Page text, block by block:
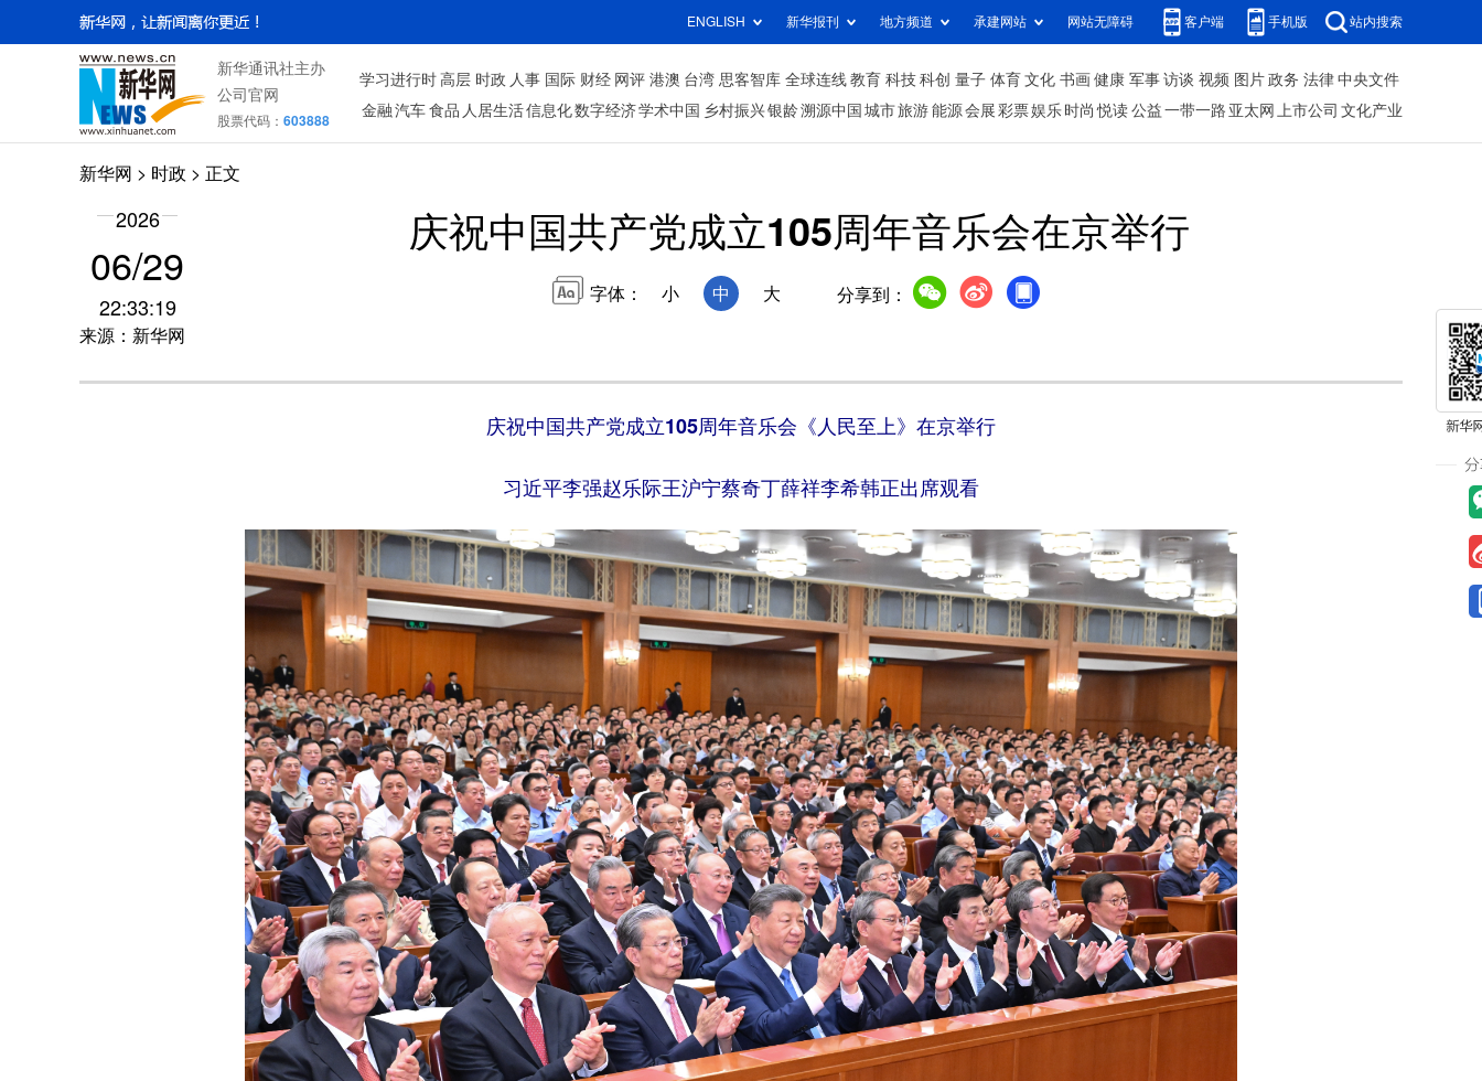
ENGLISH 新华报刊 地方频道 承建网站 网站无障碍 客户端 手机版 站内搜索
新华通讯社主办
公司官网
股票代码： 603888
学习进行时 高层 时政 人事 国际 财经 网评 港澳 台湾 思客智库 全球连线 教育 科技 科创 量子 体育 文化 书画 健康 军事 访谈 视频 图片 政务 法律 中央文件
金融 汽车 食品 人居生活信息化数字经济学术中国 乡村振兴银龄溯源中国 城市旅游 能源 会展 彩票娱乐 时尚 悦读 公益 一带一路 亚太网 上市公司 文化产业
新华网 > 时政 > 正文
2026
06/29
22:33:19
来源：新华网
庆祝中国共产党成立105周年音乐会在京举行
字体： 小 中 大 分享到：
庆祝中国共产党成立105周年音乐会《人民至上》在京举行
习近平李强赵乐际王沪宁蔡奇丁薛祥李希韩正出席观看